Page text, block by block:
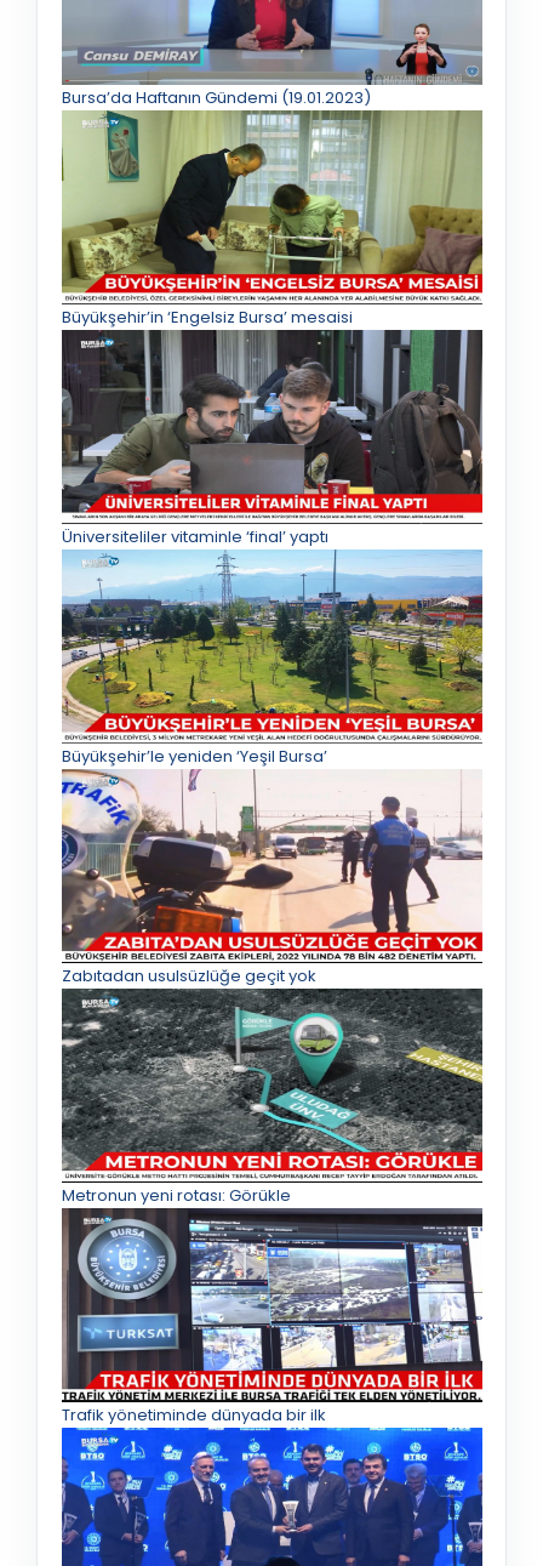
Bursa’da Haftanın Gündemi (19.01.2023)
Büyükşehir’in ‘Engelsiz Bursa’ mesaisi
Üniversiteliler vitaminle ‘final’ yaptı
Büyükşehir’le yeniden ‘Yeşil Bursa’
Zabıtadan usulsüzlüğe geçit yok
Metronun yeni rotası: Görükle
Trafik yönetiminde dünyada bir ilk